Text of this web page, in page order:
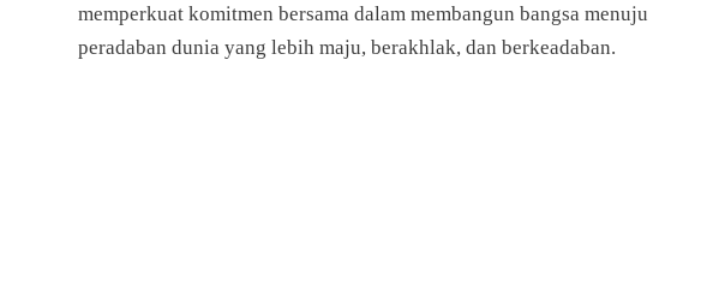
memperkuat komitmen bersama dalam membangun bangsa menuju
peradaban dunia yang lebih maju, berakhlak, dan berkeadaban.